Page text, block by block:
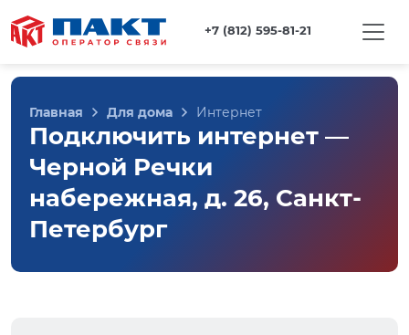
+7 (812) 595-81-21
Главная Для дома Интернет
Подключить интернет —
Черной Речки
набережная, д. 26, Санкт-
Петербург